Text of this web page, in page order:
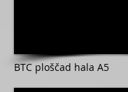
BTC ploščad hala A5